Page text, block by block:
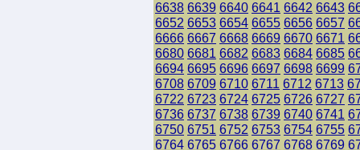
6638 6639 6640 6641 6642 6643
6652 6653 6654 6655 6656 6657
6666 6667 6668 6669 6670 6671
6680 6681 6682 6683 6684 6685
6694 6695 6696 6697 6698 6699
6708 6709 6710 6711 6712 6713
6722 6723 6724 6725 6726 6727
6736 6737 6738 6739 6740 6741
6750 6751 6752 6753 6754 6755
6764 6765 6766 6767 6768 6769